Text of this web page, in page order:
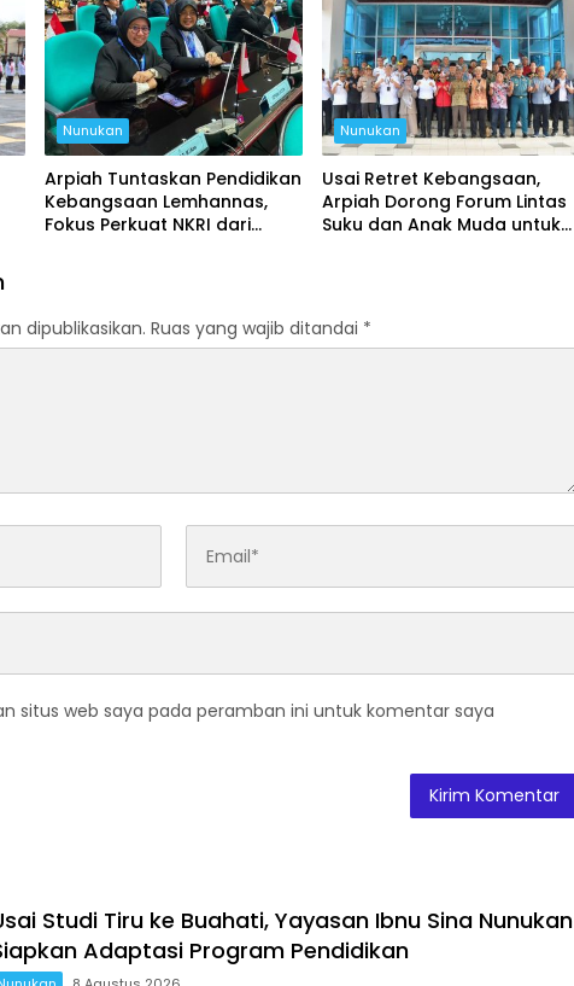
Nunukan
Arpiah Tuntaskan Pendidikan
Kebangsaan Lemhannas,
Fokus Perkuat NKRI dari
Nunukan
Usai Retret Kebangsaan,
Arpiah Dorong Forum Lintas
Suku dan Anak Muda untuk
dipublikasikan. Ruas yang wajib ditandai *
situs web saya pada peramban ini untuk komentar saya
Studi Tiru ke Buahati, Yayasan Ibnu Sina Nunukan
Adaptasi Program Pendidikan